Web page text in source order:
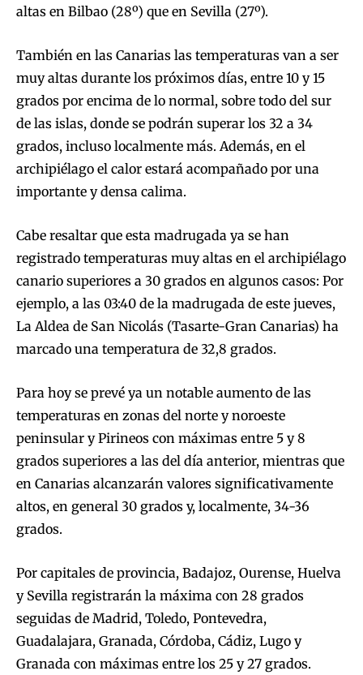
altas en Bilbao (28º) que en Sevilla (27º).
También en las Canarias las temperaturas van a ser
muy altas durante los próximos días, entre 10 y 15
grados por encima de lo normal, sobre todo del sur
de las islas, donde se podrán superar los 32 a 34
grados, incluso localmente más. Además, en el
archipiélago el calor estará acompañado por una
importante y densa calima.
Cabe resaltar que esta madrugada ya se han
registrado temperaturas muy altas en el archipiélago
canario superiores a 30 grados en algunos casos: Por
ejemplo, a las 03:40 de la madrugada de este jueves,
La Aldea de San Nicolás (Tasarte-Gran Canarias) ha
marcado una temperatura de 32,8 grados.
Para hoy se prevé ya un notable aumento de las
temperaturas en zonas del norte y noroeste
peninsular y Pirineos con máximas entre 5 y 8
grados superiores a las del día anterior, mientras que
en Canarias alcanzarán valores significativamente
altos, en general 30 grados y, localmente, 34-36
grados.
Por capitales de provincia, Badajoz, Ourense, Huelva
y Sevilla registrarán la máxima con 28 grados
seguidas de Madrid, Toledo, Pontevedra,
Guadalajara, Granada, Córdoba, Cádiz, Lugo y
Granada con máximas entre los 25 y 27 grados.